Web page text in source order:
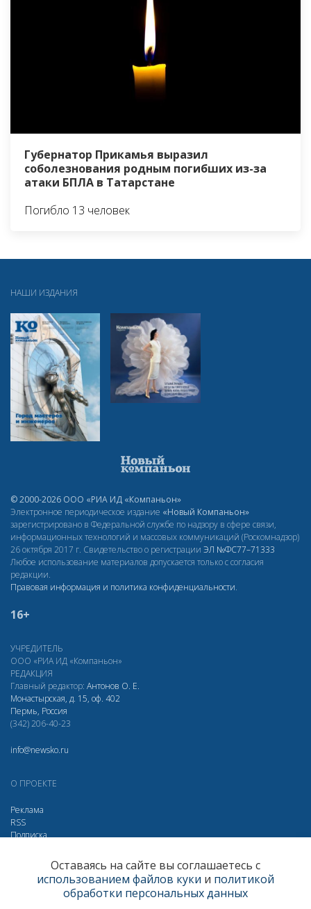
Губернатор Прикамья выразил
соболезнования родным погибших из-за
атаки БПЛА в Татарстане
Погибло 13 человек
НАШИ ИЗДАНИЯ
© 2000-2026 ООО «РИА ИД «Компаньон»
Электронное периодическое издание «Новый Компаньон»
зарегистрировано в Федеральной службе по надзору в сфере связи,
информационных технологий и массовых коммуникаций (Роскомнадзор)
26 октября 2017 г. Свидетельство о регистрации ЭЛ №ФС77–71333
Любое использование материалов допускается только с согласия
редакции.
Правовая информация и политика конфиденциальности.
16+
УЧРЕДИТЕЛЬ
ООО «РИА ИД «Компаньон»
РЕДАКЦИЯ
Главный редактор: Антонов О. Е.
Монастырская, д. 15, оф. 402
Пермь, Россия
(342) 206-40-23
info@newsko.ru
О ПРОЕКТЕ
Реклама
RSS
Подписка
Одноклассники
Яндекс.Метрика за 30 дней
292196
Оставаясь на сайте вы соглашаетесь с
использованием файлов куки и политикой
обработки персональных данных